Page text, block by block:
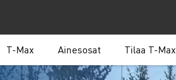
T-Max Ainesosat Tilaa T-Max